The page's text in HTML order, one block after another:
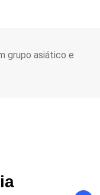
grupo asiático e